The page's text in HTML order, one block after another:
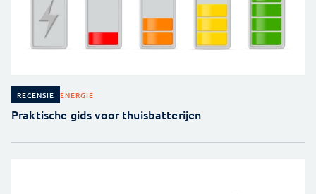
RECENSIE ENERGIE
Praktische gids voor thuisbatterijen